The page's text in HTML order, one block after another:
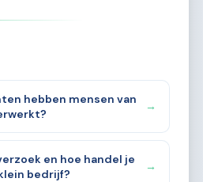
hebben mensen van
→
en hoe handel je
bedrijf?
→